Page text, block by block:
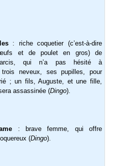
: riche coquetier (c’est-à-dire
et de poulet en gros) de
Barcis, qui n’a pas hésité à
trois neveux, ses pupilles, pour
; un fils, Auguste, et une fille,
assassinée (Dingo).
: brave femme, qui offre
(Dingo).